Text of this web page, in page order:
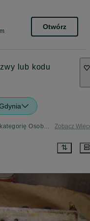
Otwórz
lub kodu
Części do osobówek - Gdynia - sprawdź kategorię Osobowe Zobacz